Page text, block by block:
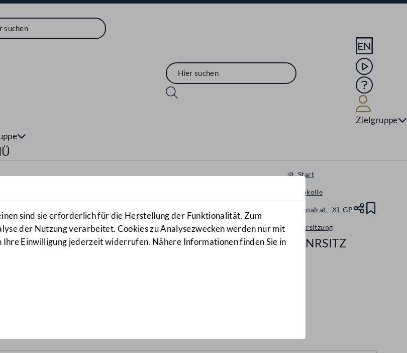
English
öffnen
Sprache
Mediathek
Hilfe
Zielgruppe
sind sie erforderlich für die Herstellung der Funktionalität. Zum
der Nutzung verarbeitet. Cookies zu Analysezwecken werden nur mit
Ihre Einwilligung jederzeit widerrufen. Nähere Informationen finden Sie in
Start
Protokolle
Nationalrat - XI. GP
Plenarsitzung
20/NRSITZ
8. Juli 1966